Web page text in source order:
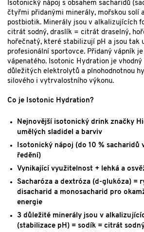
Isotonický nápoj s obsahem sacharidů
čtyřmi přidanými minerály, mořskou solí
postbiotik. Minerály jsou v alkalizujících
citrát sodný, draslík = citrát draselný,
hořečnatý, které stabilizují pH a jsou tak
profesionální sportovce. Přidaný vápník
vápenatého. Isotonic Hydration je vhodný
důležitých elektrolytů a plnohodnotnou
silového i vytrvalostního výkonu.
Co je Isotonic Hydration?
Nejnovější isotonický drink značky
umělých sladidel a barviv
Isotonický nápoj (do 10 % sacharidů
ředění)
Vynikající využitelnost + lehká a
Sacharóza a dextróza (d-glukóza) =
disacharid a monosacharid pro
energie
3 důležité minerály jsou v
(stabilizace pH) = sodík = citrát